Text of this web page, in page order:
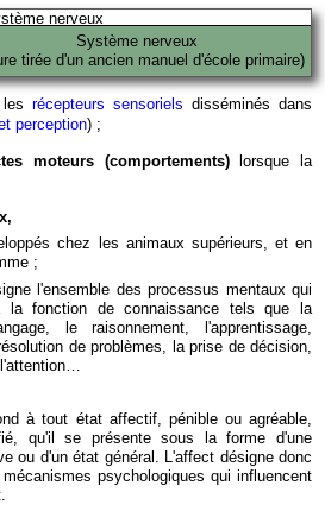
Système nerveux
tirée d'un ancien manuel d'école primaire)
récepteurs sensoriels disséminés dans
perception) ;
moteurs (comportements)lorsque la
chez les animaux supérieurs, et en
;
l'ensemble des processus mentaux qui
la fonction de connaissance tels que la
le raisonnement, l'apprentissage,
de problèmes, la prise de décision,
l'attention…
à tout état affectif, pénible ou agréable,
qu'il se présente sous la forme d'une
ou d'un état général. L'affect désigne donc
psychologiques qui influencent